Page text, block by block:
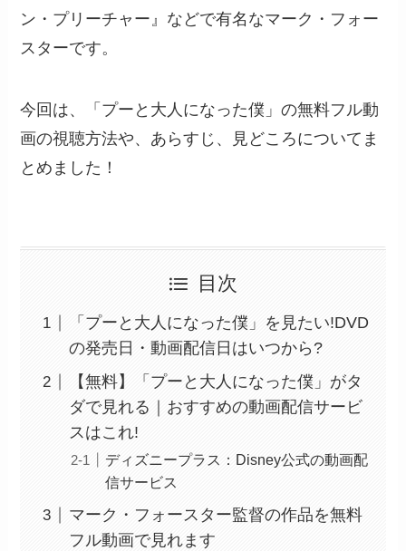
ン・プリーチャー』などで有名なマーク・フォー
スターです。
今回は、「プーと大人になった僕」の無料フル動
画の視聴方法や、あらすじ、見どころについてま
とめました！
目次
「プーと大人になった僕」を見たい!DVD
の発売日・動画配信日はいつから?
【無料】「プーと大人になった僕」がタ
ダで見れる｜おすすめの動画配信サービ
スはこれ!
ディズニープラス：Disney公式の動画配
信サービス
マーク・フォースター監督の作品を無料
フル動画で見れます